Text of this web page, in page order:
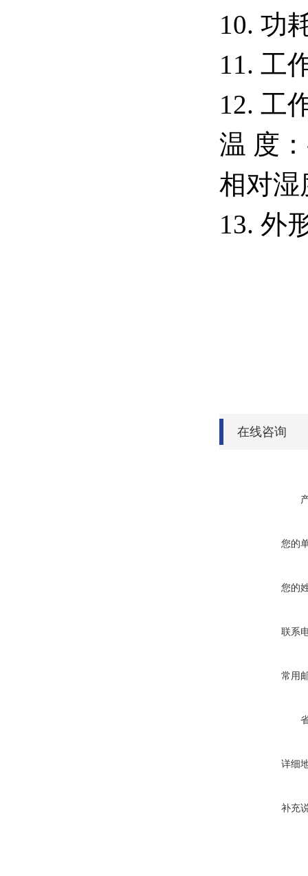
10. 功
11. 工
12. 工
温 度
相对湿
13. 外
在线咨询
您的
您的
联系
常用
详细
补充